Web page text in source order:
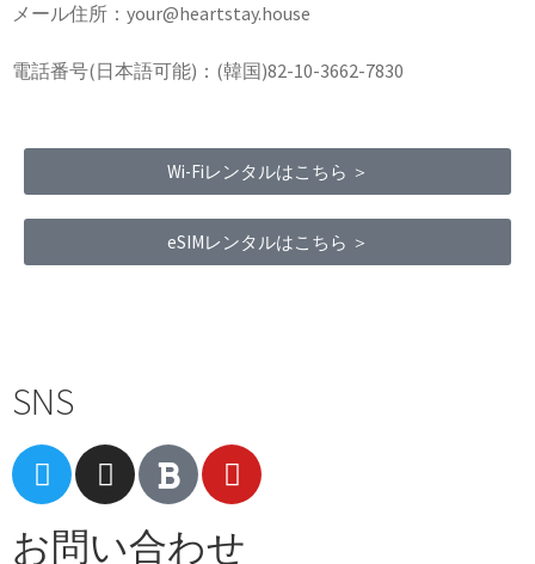
メール住所：your@heartstay.house
電話番号(日本語可能)：(韓国)82-10-3662-7830
Wi-Fiレンタルはこちら ＞
eSIMレンタルはこちら ＞
SNS
お問い合わせ